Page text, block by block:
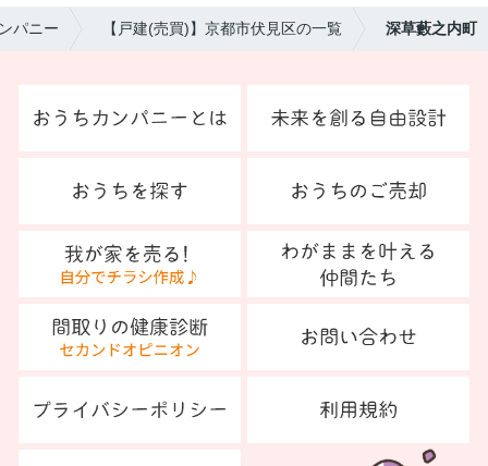
パニー 【戸建(売買)】京都市伏見区の一覧 深草藪之内町